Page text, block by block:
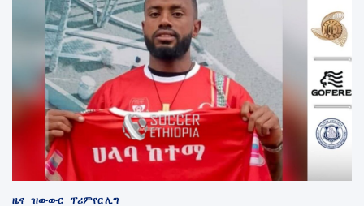
ዜና ዝውውር ፕሪምየር ሊግ